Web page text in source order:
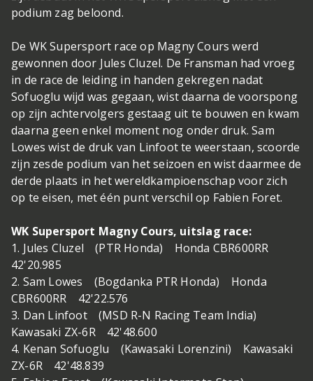
podium zag beloond.
De WK Supersport race op Magny Cours werd
gewonnen door Jules Cluzel. De Fransman had vroeg
in de race de leiding in handen gekregen nadat
Sofuoglu wijd was gegaan, wist daarna de voorspong
op zijn achtervolgers gestaag uit te bouwen en kwam
daarna geen enkel moment nog onder druk. Sam
Lowes wist de druk van Linfoot te weerstaan, scoorde
zijn zesde podium van het seizoen en wist daarmee de
derde plaats in het wereldkampioenschap voor zich
op te eisen, met één punt verschil op Fabien Foret.
WK Supersport Magny Cours, uitslag race:
1. Jules Cluzel (PTR Honda) Honda CBR600RR
42'20.985
2. Sam Lowes (Bogdanka PTR Honda) Honda
CBR600RR 42'22.576
3. Dan Linfoot (MSD R-N Racing Team India)
Kawasaki ZX-6R 42'48.600
4. Kenan Sofuoglu (Kawasaki Lorenzini) Kawasaki
ZX-6R 42'48.839